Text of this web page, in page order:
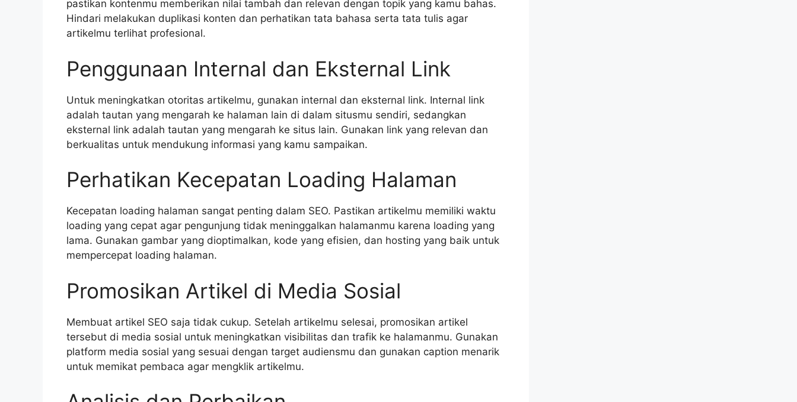
pastikan kontenmu memberikan nilai tambah dan relevan dengan topik yang kamu bahas.
Hindari melakukan duplikasi konten dan perhatikan tata bahasa serta tata tulis agar
artikelmu terlihat profesional.
Penggunaan Internal dan Eksternal Link
Untuk meningkatkan otoritas artikelmu, gunakan internal dan eksternal link. Internal link
adalah tautan yang mengarah ke halaman lain di dalam situsmu sendiri, sedangkan
eksternal link adalah tautan yang mengarah ke situs lain. Gunakan link yang relevan dan
berkualitas untuk mendukung informasi yang kamu sampaikan.
Perhatikan Kecepatan Loading Halaman
Kecepatan loading halaman sangat penting dalam SEO. Pastikan artikelmu memiliki waktu
loading yang cepat agar pengunjung tidak meninggalkan halamanmu karena loading yang
lama. Gunakan gambar yang dioptimalkan, kode yang efisien, dan hosting yang baik untuk
mempercepat loading halaman.
Promosikan Artikel di Media Sosial
Membuat artikel SEO saja tidak cukup. Setelah artikelmu selesai, promosikan artikel
tersebut di media sosial untuk meningkatkan visibilitas dan trafik ke halamanmu. Gunakan
platform media sosial yang sesuai dengan target audiensmu dan gunakan caption menarik
untuk memikat pembaca agar mengklik artikelmu.